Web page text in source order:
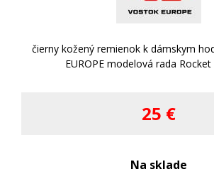
čierny kožený remienok k dámskym
EUROPE modelová rada
25 €
Na sklade